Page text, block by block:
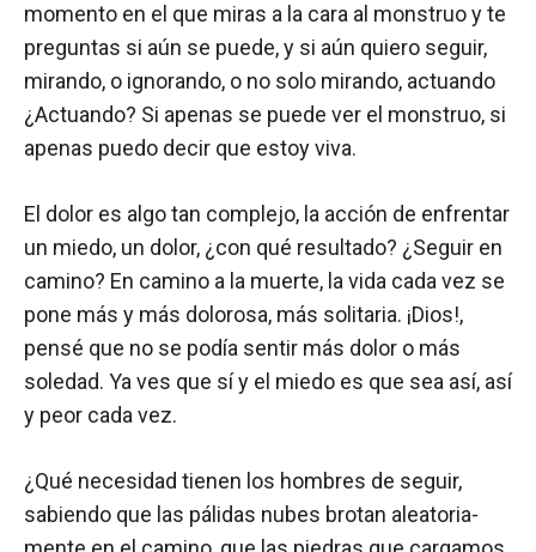
momento en el que miras a la cara al monstruo y te
preguntas si aún se puede, y si aún quiero seguir,
mirando, o ignorando, o no solo mirando, actuando
¿Actuando? Si apenas se puede ver el monstruo, si
apenas puedo decir que estoy viva.
El dolor es algo tan complejo, la acción de enfrentar
un miedo, un dolor, ¿con qué resultado? ¿Seguir en
camino? En camino a la muerte, la vida cada vez se
pone más y más dolorosa, más solitaria. ¡Dios!,
pensé que no se podía sentir más dolor o más
soledad. Ya ves que sí y el miedo es que sea así, así
y peor cada vez.
¿Qué necesidad tienen los hombres de seguir,
sabiendo que las pálidas nubes brotan aleatoria-